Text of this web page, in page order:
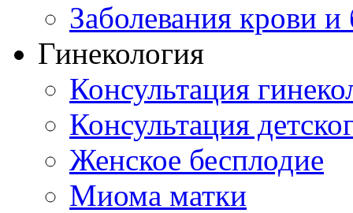
Заболевания крови и
Гинекология
Консультация
Консультация
Женское бесплодие
Миома матки